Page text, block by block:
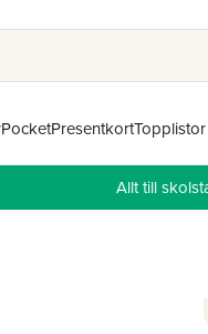
PocketPresentkortTopplistor
Allt till